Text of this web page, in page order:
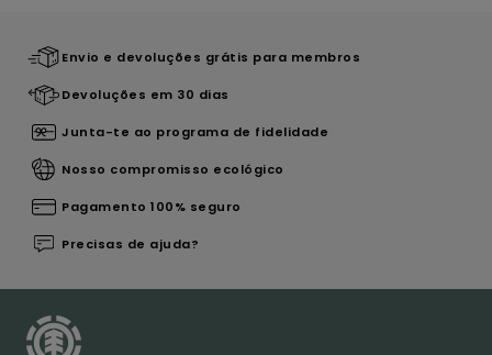
Envio e devoluções grátis para membros
Devoluções em 30 dias
Junta-te ao programa de fidelidade
Nosso compromisso ecológico
Pagamento 100% seguro
Precisas de ajuda?